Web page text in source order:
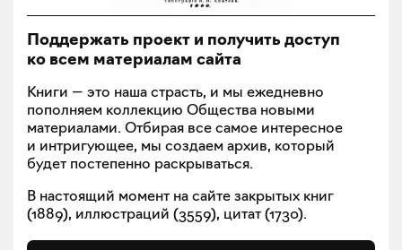
Поддержать проект и получить доступ
ко всем материалам сайта
Книги — это наша страсть, и мы ежедневно
пополняем коллекцию Общества новыми
материалами. Отбирая все самое интересное
и интригующее, мы создаем архив, который
будет постепенно раскрываться.
В настоящий момент на сайте закрытых книг
(1889), иллюстраций (3559), цитат (1730).